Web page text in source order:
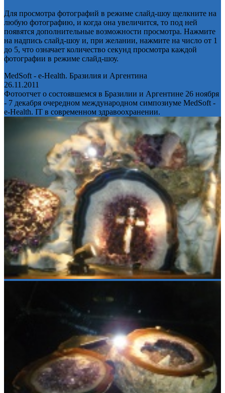
Для просмотра фотографий в режиме слайд-шоу щелкните на
любую фотографию, и когда она увеличится, то под ней
появятся дополнительные возможности просмотра. Нажмите
на надпись слайд-шоу и, при желании, нажмите на число от 1
до 5, что означает количество секунд просмотра каждой
фотографии в режиме слайд-шоу.
MedSoft - e-Health. Бразилия и Аргентина
26.11.2011
Фотоотчет о состоявшемся в Бразилии и Аргентине 26 ноября
- 7 декабря очередном международном симпозиуме MedSoft -
e-Health. IT в современном здравоохранении.